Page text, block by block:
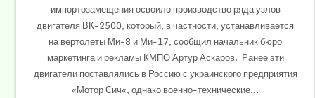
импортозамещения освоило производство ряда узлов
двигателя ВК-2500, который, в частности, устанавливается
на вертолеты Ми-8 и Ми-17, сообщил начальник бюро
маркетинга и рекламы КМПО Артур Аскаров. Ранее эти
двигатели поставлялись в Россию с украинского предприятия
«Мотор Сич«, однако военно-технические...